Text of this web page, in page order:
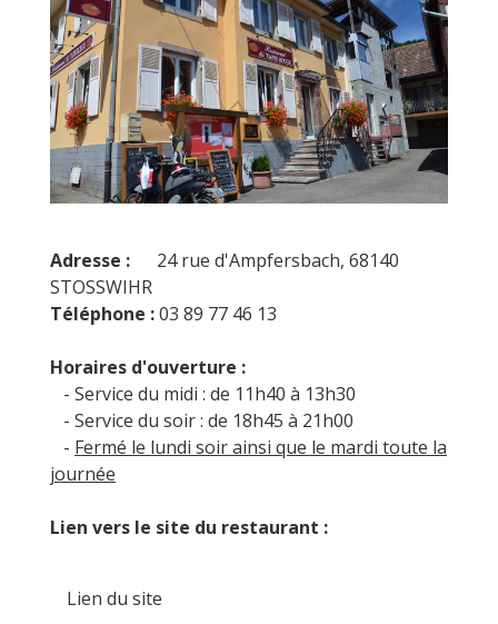
Adresse : 24 rue d'Ampfersbach, 68140
STOSSWIHR
Téléphone :03 89 77 46 13
Horaires d'ouverture :
- Service du midi : de 11h40 à 13h30
- Service du soir : de 18h45 à 21h00
- Fermé le lundi soir ainsi que le mardi toute la
journée
Lien vers le site du restaurant :
Lien du site